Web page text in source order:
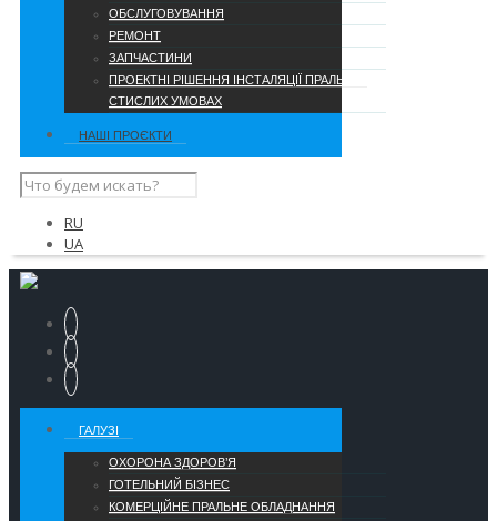
ОБСЛУГОВУВАННЯ
РЕМОНТ
ЗАПЧАСТИНИ
ПРОЕКТНІ РІШЕННЯ ІНСТАЛЯЦІЇ ПРАЛЬНІ В
СТИСЛИХ УМОВАХ
НАШІ ПРОЄКТИ
RU
UA
ГАЛУЗІ
ОХОРОНА ЗДОРОВ’Я
ГОТЕЛЬНИЙ БІЗНЕС
КОМЕРЦІЙНЕ ПРАЛЬНЕ ОБЛАДНАННЯ